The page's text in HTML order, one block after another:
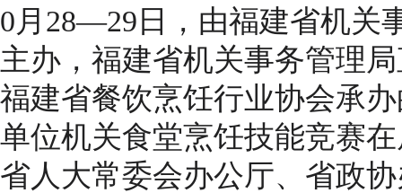
0月28—29日，由福建省机关
主办，福建省机关事务管理
福建省餐饮烹饪行业协会承
单位机关食堂烹饪技能竞赛
省人大常委会办公厅、省政